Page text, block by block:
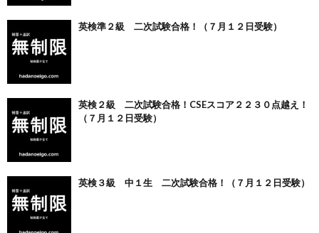
英検準２級 二次試験合格！（７月１２日受験）
英検２級 二次試験合格！CSEスコア２２３０点越え！
（７月１２日受験）
英検３級 中１生 二次試験合格！（７月１２日受験）